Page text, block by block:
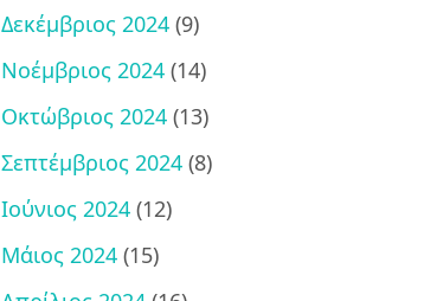
Δεκέμβριος 2024 (9)
Νοέμβριος 2024 (14)
Οκτώβριος 2024 (13)
Σεπτέμβριος 2024 (8)
Ιούνιος 2024 (12)
Μάιος 2024 (15)